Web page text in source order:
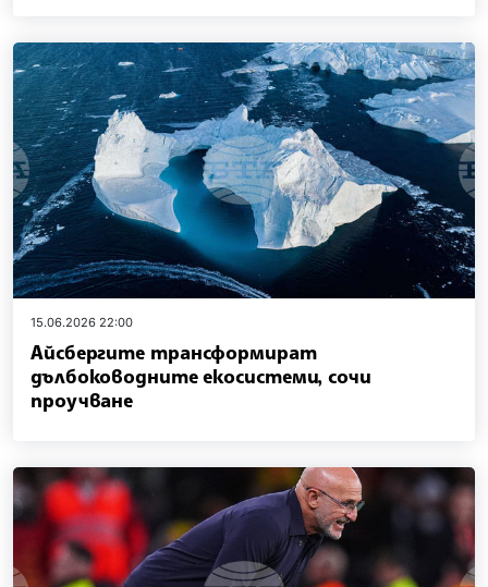
15.06.2026 22:00
Айсбергите трансформират
дълбоководните екосистеми, сочи
проучване